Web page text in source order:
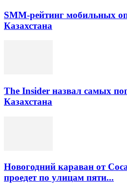
SMM-рейтинг мобильных
Казахстана
The Insider назвал самых
Казахстана
Новогодний караван от
проедет по улицам пяти...